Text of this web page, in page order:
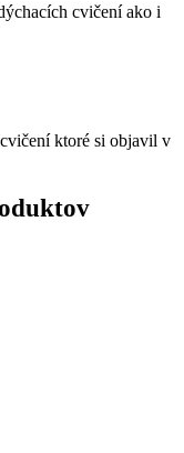
cvičení ako i
ktoré si objavil v